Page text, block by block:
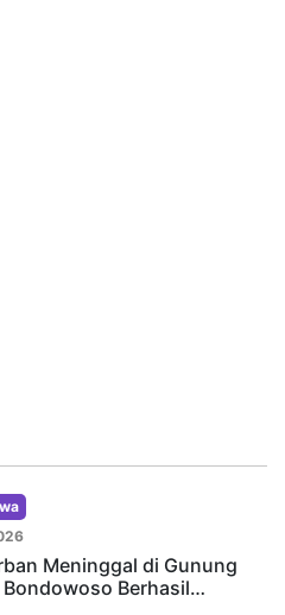
Meninggal di Gunung
Bondowoso Berhasil…